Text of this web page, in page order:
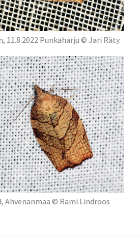
11.8.2022 Punkaharju © Jari Räty
Ahvenanmaa © Rami Lindroos